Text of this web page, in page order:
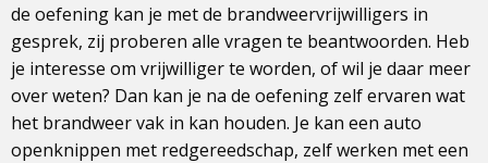
de oefening kan je met de brandweervrijwilligers in
gesprek, zij proberen alle vragen te beantwoorden. Heb
je interesse om vrijwilliger te worden, of wil je daar meer
over weten? Dan kan je na de oefening zelf ervaren wat
het brandweer vak in kan houden. Je kan een auto
openknippen met redgereedschap, zelf werken met een